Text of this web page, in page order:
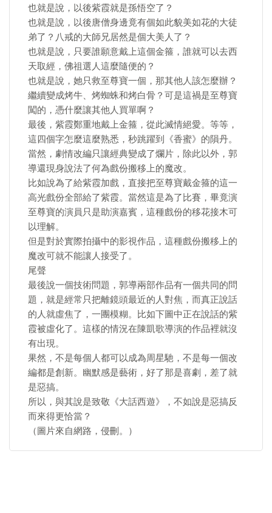
也就是說，以後紫霞就是孫悟空了？
也就是說，以後唐僧身邊竟有個如此貌美如花的大徒
弟了？八戒的大師兄居然是個大美人了？
也就是說，只要誰願意戴上這個金箍，誰就可以去西
天取經，佛祖選人這麼隨便的？
也就是說，她只救至尊寶一個，那其他人該怎麼辦？
繼續變成烤牛、烤蜘蛛和烤白骨？可是這禍是至尊寶
闖的，憑什麼讓其他人買單啊？
最後，紫霞鄭重地戴上金箍，從此滅情絕愛。等等，
這四個字怎麼這麼熟悉，秒跳躍到《香蜜》的隕丹。
當然，劇情改編只讓經典變成了爛片，除此以外，郭
導還現身說法了何為戲份搬移上的魔改。
比如說為了給紫霞加戲，直接把至尊寶戴金箍的這一
高光戲份全部給了紫霞。當然這是為了比賽，畢竟演
至尊寶的演員只是助演嘉賓，這種戲份的移花接木可
以理解。
但是對於實際拍攝中的影視作品，這種戲份搬移上的
魔改可就不能讓人接受了。
尾聲
最後說一個技術問題，郭導兩部作品有一個共同的問
題，就是經常只把離鏡頭最近的人對焦，而真正說話
的人就虛焦了，一團模糊。比如下圖中正在說話的紫
霞被虛化了。這樣的情況在陳凱歌導演的作品裡就沒
有出現。
果然，不是每個人都可以成為周星馳，不是每一個改
編都是創新。幽默感是藝術，好了那是喜劇，差了就
是惡搞。
所以，與其說是致敬《大話西遊》，不如說是惡搞反
而來得更恰當？
（圖片來自網路，侵刪。）